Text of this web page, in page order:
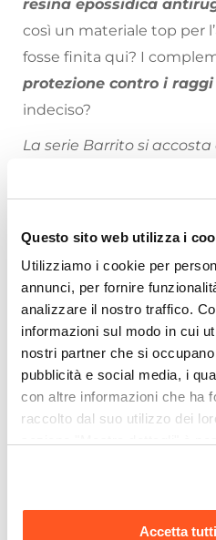
Questo sito web utilizza i
Utilizziamo i cookie per
annunci, per fornire
analizzare il nostro traffico.
informazioni sul modo in cui
nostri partner che si
pubblicità e social media, i
con altre informazioni che ha
raccolto dal suo utilizzo dei
momento. Per maggiori
Accetta
resina epossidica
così un materiale top per
fosse finita qui? I
protezione contro i raggi
indeciso?
La serie Barrito si accosta
salvaspazio.
Grazie a Barrito basta
rinfrescata al giardino, al
con tavoli, sedie o sgabelli
di proteggere sempre i
momenti di inutilizzo,
pioggia, raggi solari e
riparo sotto una
appositi dispositivi per la
come le cover protettive.
Riepilogo Caratteristiche
Caratteristiche
Tipologia
Sgabello
Per Ambienti
Esterni
Dimensioni
Altezza Seduta
Ti suggeriamo